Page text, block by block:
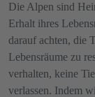
Die Alpen sind
Erhalt ihres
darauf achten, die
Lebensräume zu
verhalten, keine
verlassen. Indem